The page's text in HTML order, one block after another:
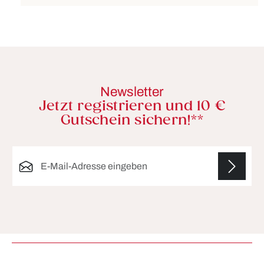
Newsletter
Jetzt registrieren und 10 €
Gutschein sichern!**